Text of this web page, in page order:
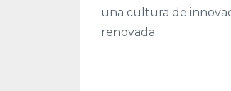
una cultura de
renovada.